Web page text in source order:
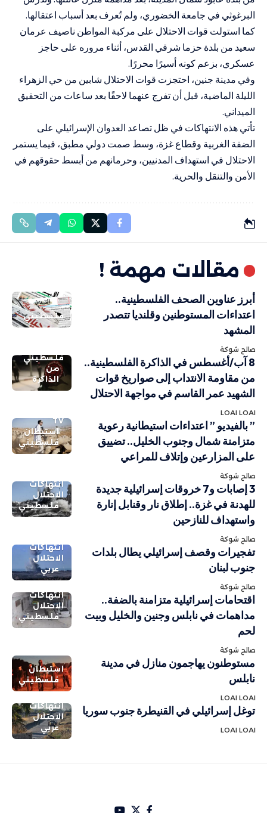
البرغوثي في جامعة الخضوري، ولم تُعرف بعد أسباب اعتقالها.
كما استولت قوات الاحتلال على مركبة المواطن ناصيف عرمان
سعيد من بلدة حزما شرقي القدس، أثناء مروره على حاجز
عسكري، بزعم كونه أسيرًا محررًا.
وفي مدينة جنين، احتجزت قوات الاحتلال شابين من حي الزهراء
الليلة الماضية، قبل أن تفرج عنهما لاحقًا بعد ساعات من التحقيق
الميداني.
تأتي هذه الانتهاكات في ظل تصاعد العدوان الإسرائيلي على
الضفة الغربية وقطاع غزة، وسط صمت دولي مطبق، فيما يستمر
الاحتلال في استهداف المدنيين، وحرمانهم من أبسط حقوقهم في
الأمن والتنقل والحرية.
مقالات مهمة !
فلسطيني
أبرز عناوين الصحف الفلسطينية..
اعتداءات المستوطنين وقلنديا تتصدر
المشهد
صالح شوكة
فلسطيني
من
الذاكرة
8 آب/أغسطس في الذاكرة الفلسطينية..
من مقاومة الانتداب إلى صواريخ قوات
الشهيد عمر القاسم في مواجهة الاحتلال
LOAI LOAI
TV
استيطان
فلسطيني
” بالفيديو ” اعتداءات استيطانية رعوية
متزامنة شمال وجنوب الخليل.. تضييق
على المزارعين وإتلاف للمراعي
صالح شوكة
انتهاكات
الاحتلال
فلسطيني
3 إصابات و7 خروقات إسرائيلية جديدة
للهدنة في غزة.. إطلاق نار وقنابل إنارة
واستهداف للنازحين
صالح شوكة
انتهاكات
الاحتلال
عربي
تفجيرات وقصف إسرائيلي يطال بلدات
جنوب لبنان
صالح شوكة
انتهاكات
الاحتلال
فلسطيني
اقتحامات إسرائيلية متزامنة بالضفة..
مداهمات في نابلس وجنين والخليل وبيت
لحم
صالح شوكة
استيطان
فلسطيني
مستوطنون يهاجمون منازل في مدينة
نابلس
LOAI LOAI
انتهاكات
الاحتلال
عربي
توغل إسرائيلي في القنيطرة جنوب سوريا
LOAI LOAI